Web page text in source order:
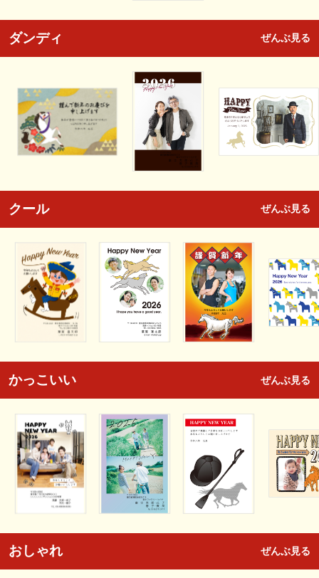
ダンディ ぜんぶ見る
クール ぜんぶ見る
かっこいい ぜんぶ見る
おしゃれ ぜんぶ見る